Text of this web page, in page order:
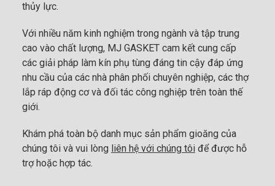
thủy lực.
Với nhiều năm kinh nghiệm trong ngành và tập trung
cao vào chất lượng, MJ GASKET cam kết cung cấp
các giải pháp làm kín phụ tùng đáng tin cậy đáp ứng
nhu cầu của các nhà phân phối chuyên nghiệp, các thợ
lắp ráp động cơ và đối tác công nghiệp trên toàn thế
giới.
Khám phá toàn bộ danh mục sản phẩm gioăng của
chúng tôi và vui lòng liên hệ với chúng tôiđể được hỗ
trợ hoặc hợp tác.